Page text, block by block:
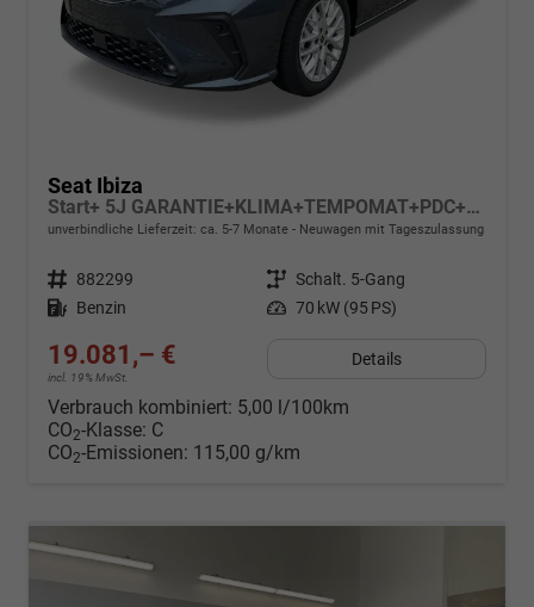
Seat Ibiza
Start+ 5J GARANTIE+KLIMA+TEMPOMAT+PDC+LED+16" ALU
unverbindliche Lieferzeit: ca. 5-7 Monate Neuwagen mit Tageszulassung
Fahrzeugnr. 882299 Getriebe Schalt. 5-Gang
Kraftstoff Benzin Leistung 70 kW (95 PS)
19.081,– €
incl. 19% MwSt.
Details
Verbrauch kombiniert: 5,00 l/100km
CO2-Klasse: C
CO2-Emissionen: 115,00 g/km